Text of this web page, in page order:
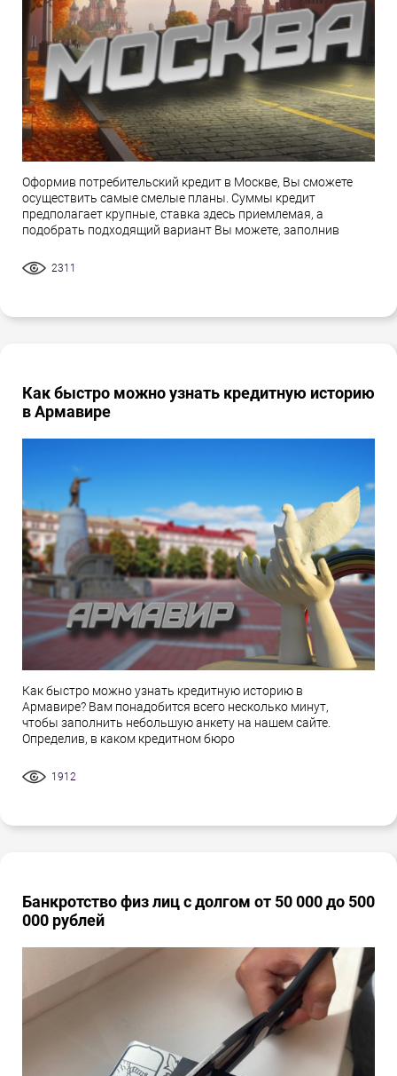
Оформив потребительский кредит в Москве, Вы сможете
осуществить самые смелые планы. Суммы кредит
предполагает крупные, ставка здесь приемлемая, а
подобрать подходящий вариант Вы можете, заполнив
2311
Как быстро можно узнать кредитную историю
в Армавире
Как быстро можно узнать кредитную историю в
Армавире? Вам понадобится всего несколько минут,
чтобы заполнить небольшую анкету на нашем сайте.
Определив, в каком кредитном бюро
1912
Банкротство физ лиц с долгом от 50 000 до 500
000 рублей